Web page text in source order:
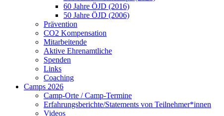
60 Jahre ÖJD (2016)
50 Jahre ÖJD (2006)
Prävention
CO2 Kompensation
Mitarbeitende
Aktive Ehrenamtliche
Spenden
Links
Coaching
Camps 2026
Camp-Orte / Camp-Termine
Erfahrungsberichte/Statements von Teilnehmer*innen
Videos